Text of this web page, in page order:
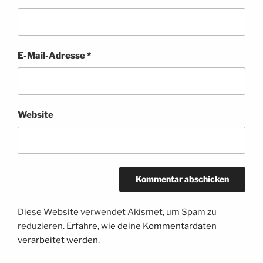
E-Mail-Adresse*
Website
Diese Website verwendet Akismet, um Spam zu
reduzieren. Erfahre, wie deine Kommentardaten
verarbeitet werden.